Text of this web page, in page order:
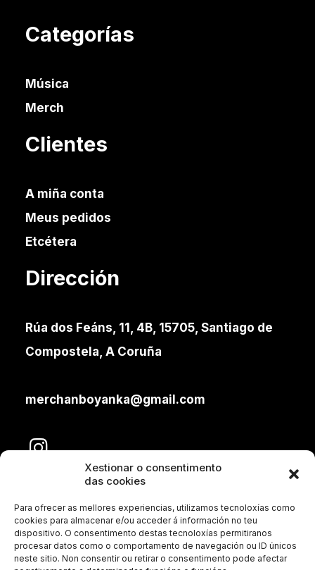
Xestionar o consentimento
das cookies
Para ofrecer as mellores experiencias, utilizamos tecnoloxías como
cookies para almacenar e/ou acceder á información no teu
dispositivo. O consentimento destas tecnoloxías permitiranos
procesar datos como o comportamento de navegación ou ID únicos
neste sitio. Non consentir ou retirar o consentimento pode afectar
Categorías
Música
Merch
Clientes
A miña conta
Meus pedidos
Etcétera
Dirección
Rúa dos Feáns, 11, 4B, 15705, Santiago de
Compostela, A Coruña
merchanboyanka@gmail.com
Aviso legal